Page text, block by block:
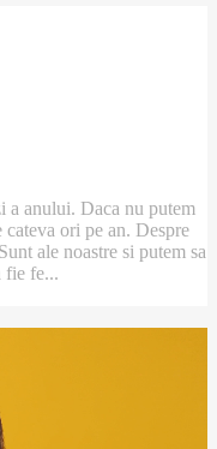
a anului. Daca nu putem
ori pe an. Despre
ale noastre si putem sa
fie fe...